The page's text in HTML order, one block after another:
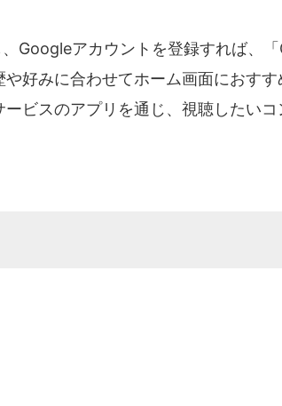
Googleアカウントを登録すれば、
好みに合わせてホーム画面におす
ビスのアプリを通じ、視聴したい